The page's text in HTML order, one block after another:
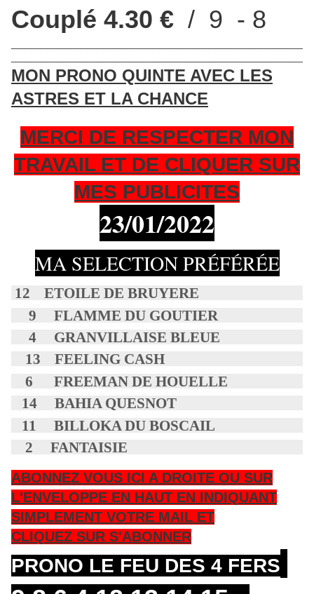
Couplé 4.30 € / 9 - 8
MON PRONO QUINTE AVEC LES
ASTRES ET LA CHANCE
MERCI DE RESPECTER MON
TRAVAIL ET DE CLIQUER SUR
MES PUBLICITES
23/01/2022
MA SELECTION PRÉFÉRÉE
12 ETOILE DE BRUYERE
9 FLAMME DU GOUTIER
4 GRANVILLAISE BLEUE
13 FEELING CASH
6 FREEMAN DE HOUELLE
14 BAHIA QUESNOT
11 BILLOKA DU BOSCAIL
2 FANTAISIE
ABONNEZ VOUS ICI A DROITE OU SUR
L'ENVELOPPE EN HAUT EN INDIQUANT
SIMPLEMENT VOTRE MAIL ET
CLIQUEZ SUR S'ABONNER
PRONO LE FEU DES 4 FERS